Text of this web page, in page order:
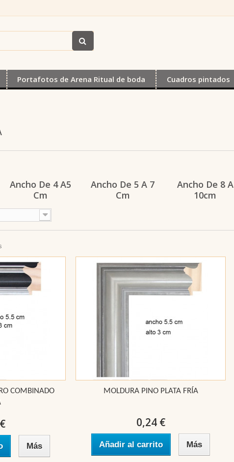
Portafotos de Arena Ritual de boda Cuadros pintados
Ancho De 4 A5
Cm
Ancho De 5 A 7
Cm
Ancho De 8 A
10cm
COMBINADO
Más
MOLDURA PINO PLATA FRÍA
0,24 €
Añadir al carrito Más